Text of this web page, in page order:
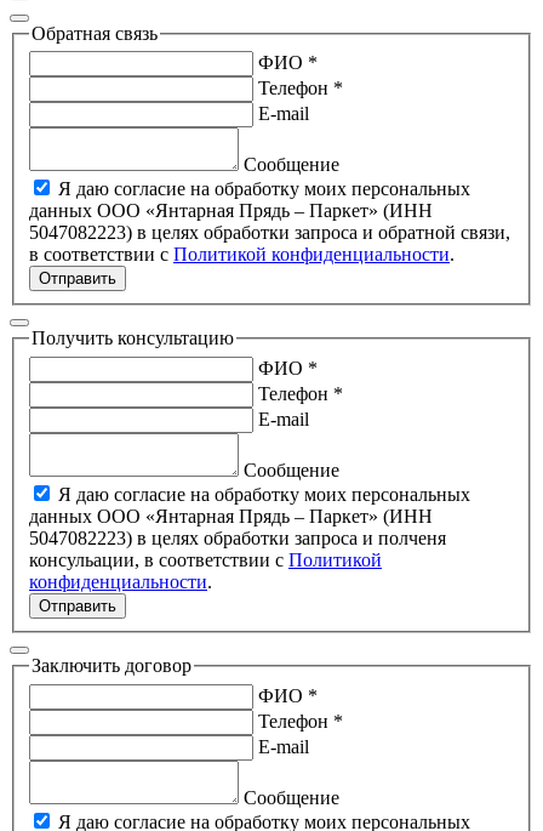
Обратная связь
ФИО *
Телефон *
E-mail
Сообщение
Я даю согласие на обработку моих персональных
данных ООО «Янтарная Прядь – Паркет» (ИНН
5047082223) в целях обработки запроса и обратной связи,
в соответствии с Политикой конфиденциальности.
Отправить
Получить консультацию
ФИО *
Телефон *
E-mail
Сообщение
Я даю согласие на обработку моих персональных
данных ООО «Янтарная Прядь – Паркет» (ИНН
5047082223) в целях обработки запроса и полченя
консульации, в соответствии с Политикой
конфиденциальности.
Отправить
Заключить договор
ФИО *
Телефон *
E-mail
Сообщение
Я даю согласие на обработку моих персональных